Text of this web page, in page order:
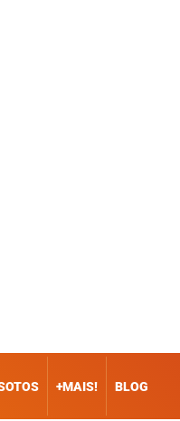
+MAIS! BLOG